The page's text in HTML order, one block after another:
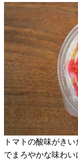
トマトの酸味がき
でまろやかな味わい